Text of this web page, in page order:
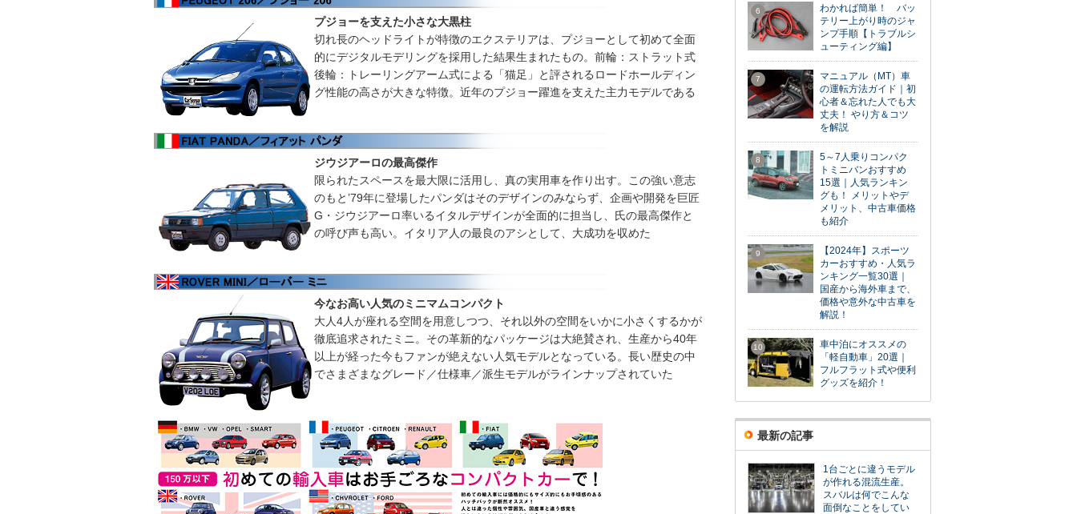
プジョーを支えた小さな大黒柱
切れ長のヘッドライトが特徴のエクステリアは、プジョーとして初めて全面
的にデジタルモデリングを採用した結果生まれたもの。前輪：ストラット式
後輪：トレーリングアーム式による「猫足」と評されるロードホールディン
グ性能の高さが大きな特徴。近年のプジョー躍進を支えた主力モデルである
ジウジアーロの最高傑作
限られたスペースを最大限に活用し、真の実用車を作り出す。この強い意志
のもと’79年に登場したパンダはそのデザインのみならず、企画や開発を巨匠
G・ジウジアーロ率いるイタルデザインが全面的に担当し、氏の最高傑作と
の呼び声も高い。イタリア人の最良のアシとして、大成功を収めた
今なお高い人気のミニマムコンパクト
大人4人が座れる空間を用意しつつ、それ以外の空間をいかに小さくするかが
徹底追求されたミニ。その革新的なパッケージは大絶賛され、生産から40年
以上が経った今もファンが絶えない人気モデルとなっている。長い歴史の中
でさまざまなグレード／仕様車／派生モデルがラインナップされていた
6
わかれば簡単！ バッ
テリー上がり時のジャ
ンプ手順【トラブルシ
ューティング編】
7
マニュアル（MT）車
の運転方法ガイド｜初
心者＆忘れた人でも大
丈夫！ やり方＆コツ
を解説
8
5～7人乗りコンパク
トミニバンおすすめ
15選｜人気ランキン
グも！ メリットやデ
メリット、中古車価格
も紹介
9
【2024年】スポーツ
カーおすすめ・人気ラ
ンキング一覧30選｜
国産から海外車まで、
価格や意外な中古車を
解説！
10
車中泊にオススメの
「軽自動車」20選｜
フルフラット式や便利
グッズを紹介！
最新の記事
1台ごとに違うモデル
が作れる混流生産。
スバルは何でこんな
面倒なことをしてい